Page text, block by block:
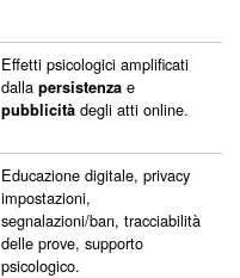
Effetti psicologici amplificati
dalla persistenza e
pubblicità degli atti online.
Educazione digitale, privacy
impostazioni,
segnalazioni/ban, tracciabilità
delle prove, supporto
psicologico.